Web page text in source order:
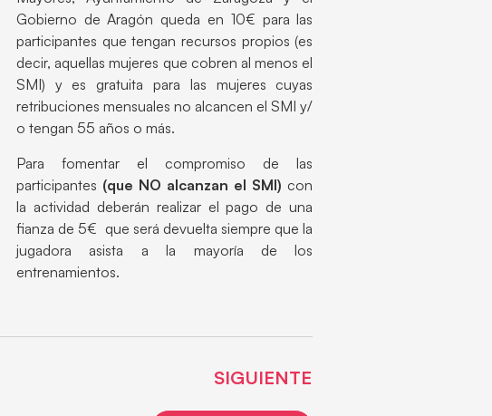
Gobierno de Aragón queda en 10€ para las
participantes que tengan recursos propios (es
decir, aquellas mujeres que cobren al menos el
SMI) y es gratuita para las mujeres cuyas
retribuciones mensuales no alcancen el SMI y/
o tengan 55 años o más.
Para fomentar el compromiso de las
participantes (que NO alcanzan el SMI) con
la actividad deberán realizar el pago de una
fianza de 5€ que será devuelta siempre que la
jugadora asista a la mayoría de los
entrenamientos.
SIGUIENTE